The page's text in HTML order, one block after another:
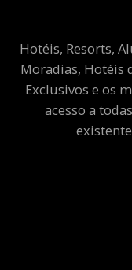
Hotéis, Resorts,
Moradias, Hotéis
Exclusivos e os
acesso a